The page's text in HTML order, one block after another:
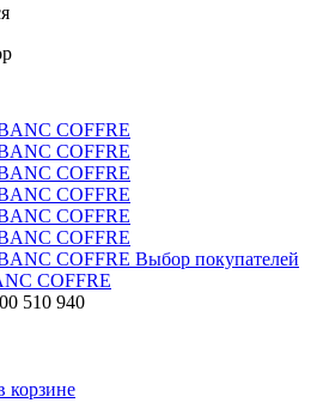
Выбор покупателей
COFFRE
510 940
корзине